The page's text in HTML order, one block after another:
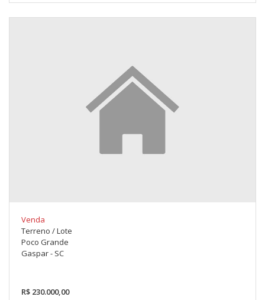
Venda
Terreno / Lote
Poco Grande
Gaspar - SC
R$ 230.000,00